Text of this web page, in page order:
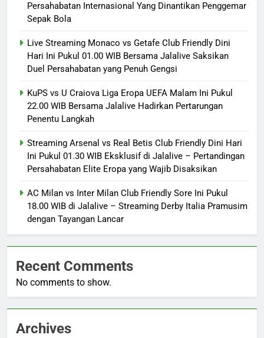
Persahabatan Internasional Yang Dinantikan Penggemar
Sepak Bola
Live Streaming Monaco vs Getafe Club Friendly Dini
Hari Ini Pukul 01.00 WIB Bersama Jalalive Saksikan
Duel Persahabatan yang Penuh Gengsi
KuPS vs U Craiova Liga Eropa UEFA Malam Ini Pukul
22.00 WIB Bersama Jalalive Hadirkan Pertarungan
Penentu Langkah
Streaming Arsenal vs Real Betis Club Friendly Dini Hari
Ini Pukul 01.30 WIB Eksklusif di Jalalive – Pertandingan
Persahabatan Elite Eropa yang Wajib Disaksikan
AC Milan vs Inter Milan Club Friendly Sore Ini Pukul
18.00 WIB di Jalalive – Streaming Derby Italia Pramusim
dengan Tayangan Lancar
Recent Comments
No comments to show.
Archives